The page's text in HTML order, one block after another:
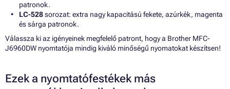
patronok.
LC-528sorozat: extra nagy kapacitású fekete, azúrkék, magenta
és sárga patronok.
Válassza ki az igényeinek megfelelő patront, hogy a Brother MFC-
J6960DW nyomtatója mindig kiváló minőségű nyomatokat készítsen!
Ezek a nyomtatófestékek más